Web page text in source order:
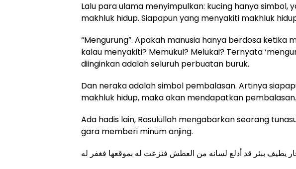
Lalu para ulama menyimpulkan: kucing hanya simbol,
makhluk hidup. Siapapun yang menyakiti makhluk
“Mengurung”. Apakah manusia hanya berdosa ketika
kalau menyakiti? Memukul? Melukai? Ternyata
diinginkan adalah seluruh perbuatan buruk.
Dan neraka adalah simbol pembalasan. Artinya
makhluk hidup, maka akan mendapatkan pembalasan.
Ada hadis lain, Rasulullah mengabarkan seorang
gara memberi minum anjing.
يطيف ببئر قد أدلع لسانه من العطش فنزعت له بموقعها فغفر له